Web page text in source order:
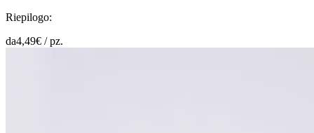
Riepilogo:
da4,49€ /pz.